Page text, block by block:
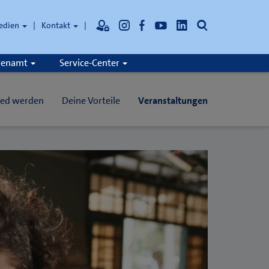
Kontakt
Service-Center
werden Deine Vorteile Veranstaltungen